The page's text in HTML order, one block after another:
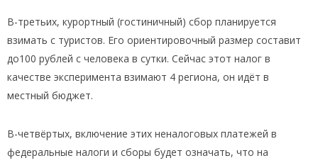
В-третьих, курортный (гостиничный) сбор планируется
взимать с туристов. Его ориентировочный размер составит
до100 рублей с человека в сутки. Сейчас этот налог в
качестве эксперимента взимают 4 региона, он идёт в
местный бюджет.
В-четвёртых, включение этих неналоговых платежей в
федеральные налоги и сборы будет означать, что на